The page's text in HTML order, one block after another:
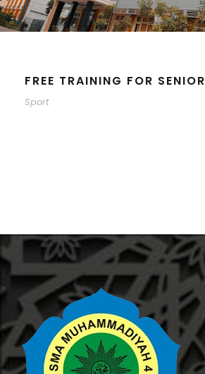
FREE TRAINING FOR SENIOR
Sport